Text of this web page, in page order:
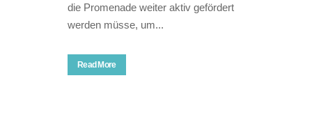
die Promenade weiter aktiv gefördert
werden müsse, um...
Read More